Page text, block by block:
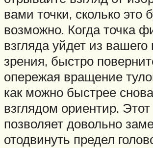
вами точки, сколько это
возможно. Когда точка
взгляда уйдет из вашего
зрения, быстро
опережая вращение
как можно быстрее
взглядом ориентир.
позволяет довольно
отодвинуть предел